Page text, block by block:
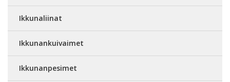
Ikkunaliinat
Ikkunankuivaimet
Ikkunanpesimet